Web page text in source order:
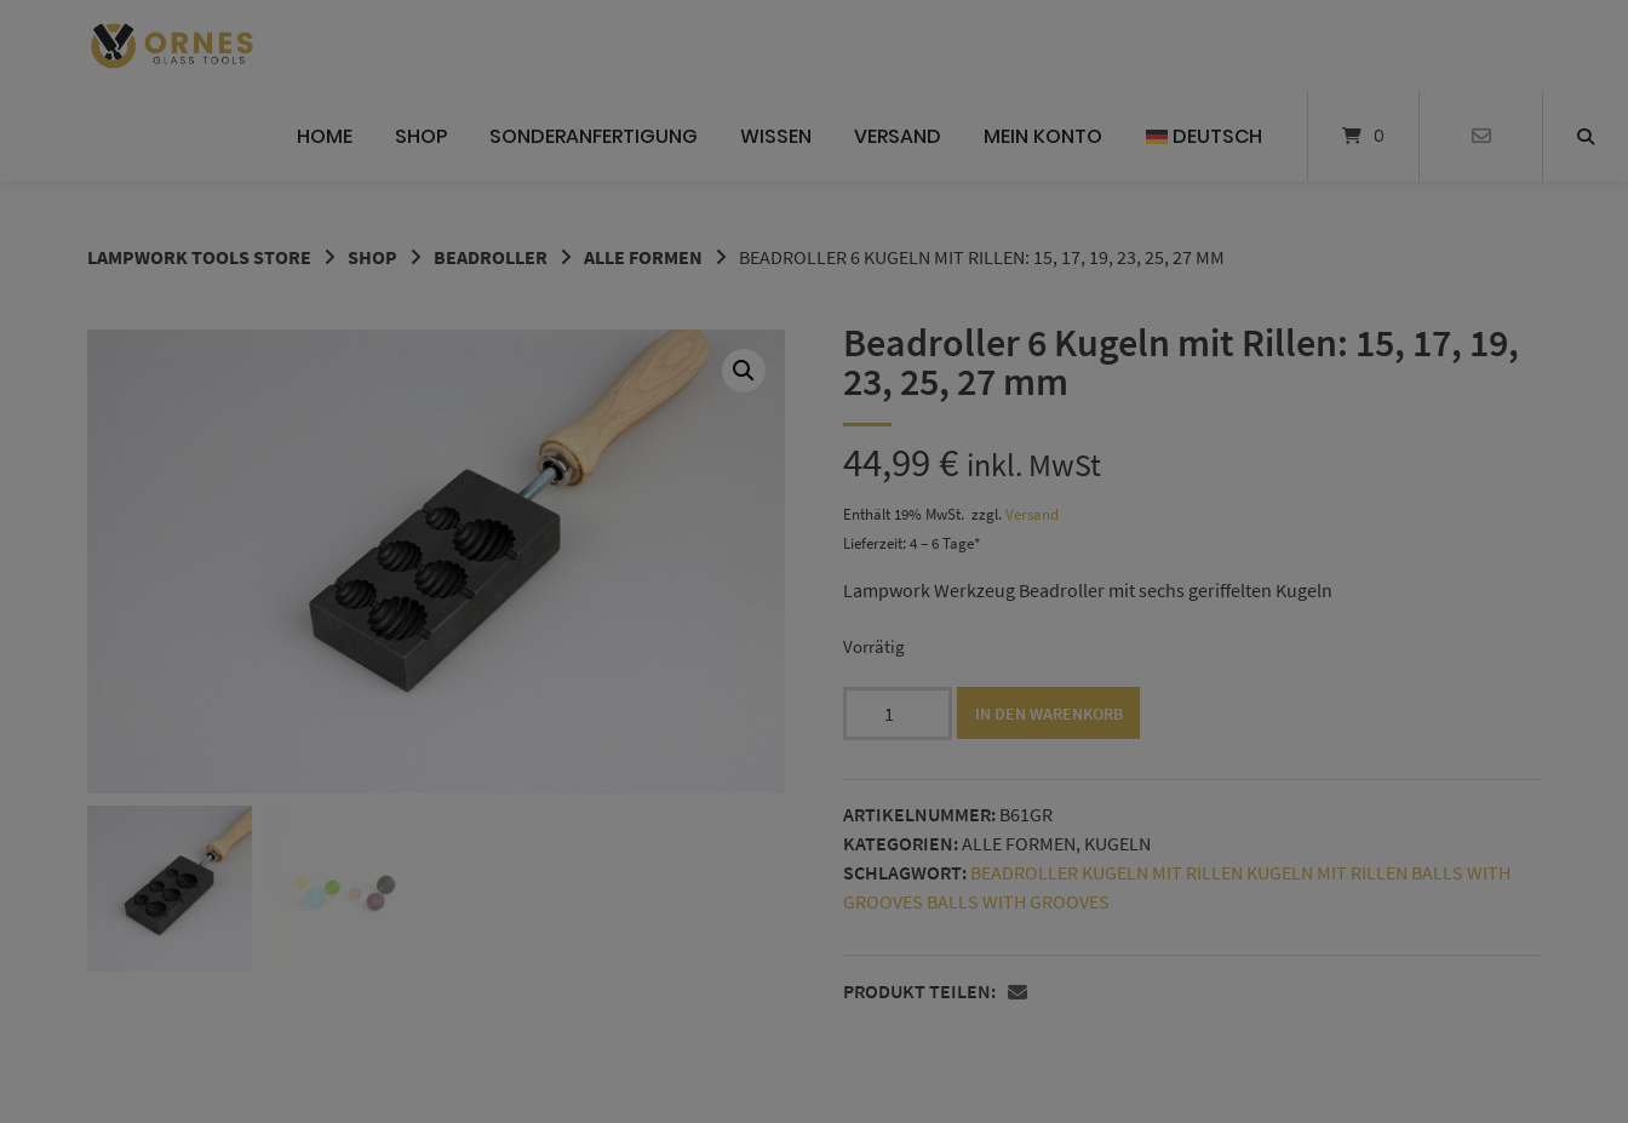
HOME SHOP SONDERANFERTIGUNG WISSEN VERSAND MEIN KONTO DEUTSCH 0
LAMPWORK TOOLS STORE SHOP BEADROLLER ALLE FORMEN BEADROLLER 6 KUGELN MIT RILLEN: 15, 17, 19, 23, 25, 27 MM
Beadroller 6 Kugeln mit Rillen: 15, 17, 19,
23, 25, 27 mm
44,99 € inkl. MwSt
Enthält 19% MwSt. zzgl. Versand
Lieferzeit: 4 – 6 Tage*
Lampwork Werkzeug Beadroller mit sechs geriffelten Kugeln
Vorrätig
Rillen:
15,
17,
19,
27
IN DEN WARENKORB
ARTIKELNUMMER: B61GR
KATEGORIEN:ALLE FORMEN, KUGELN
SCHLAGWORT: BEADROLLER KUGELN MIT RILLEN KUGELN MIT RILLEN BALLS WITH
GROOVES BALLS WITH GROOVES
PRODUKT TEILEN: